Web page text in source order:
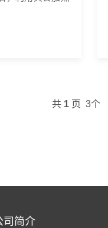
范围，采用上
拆装，同时单锥
共 1页 3个
司简介